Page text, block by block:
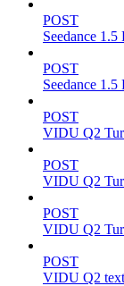
POST
Seedance
POST
Seedance
POST
VIDU Q2
POST
VIDU Q2
POST
VIDU Q2
POST
VIDU Q2